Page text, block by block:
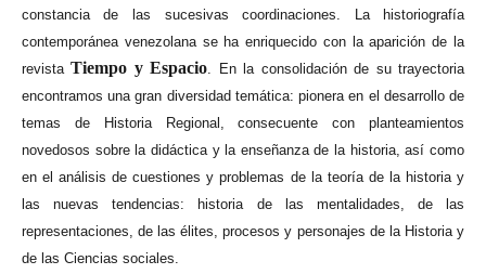
constancia de las sucesivas coordinaciones. La historiografía
contemporánea venezolana se ha enriquecido con la aparición de la
revistaTiempo y Espacio. En la consolidación de su trayectoria
encontramos una gran diversidad temática: pionera en el desarrollo de
temas de Historia Regional, consecuente con planteamientos
novedosos sobre la didáctica y la enseñanza de la historia, así como
en el análisis de cuestiones y problemas de la teoría de la historia y
las nuevas tendencias: historia de las mentalidades, de las
representaciones, de las élites, procesos y personajes de la Historia y
de las Ciencias sociales.